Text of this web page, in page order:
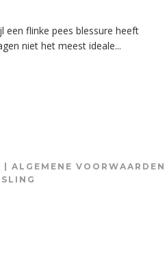
een flinke pees blessure heeft
niet het meest ideale...
| ALGEMENE VOORWAARDEN